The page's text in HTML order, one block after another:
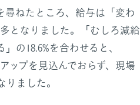
尋ねたところ、給与は「変わ
となりました。「むしろ減給
の18.6%を合わせると、
ップを見込んでおらず、現場
ました。